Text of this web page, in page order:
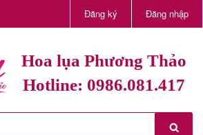
Đăng ký Đăng nhập
Hoa lụa Phương Thảo
Hotline: 0986.081.417